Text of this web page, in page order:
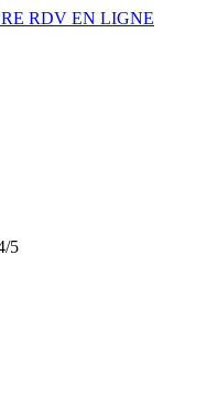
RDV EN LIGNE
5